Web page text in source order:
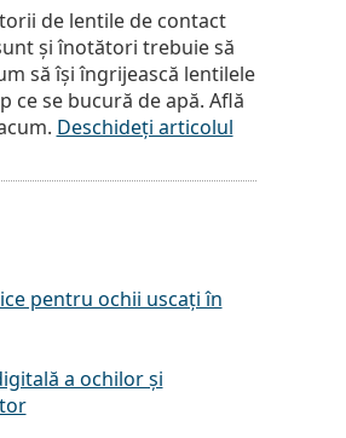
de lentile de contact
și înotători trebuie să
să își îngrijească lentilele
ce se bucură de apă. Află
Deschideți articolul
pentru ochii uscați în
a ochilor și